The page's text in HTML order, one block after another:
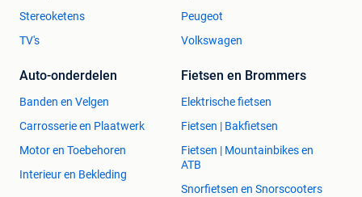
Stereoketens
TV's
Peugeot
Volkswagen
Auto-onderdelen
Banden en Velgen
Carrosserie en Plaatwerk
Motor en Toebehoren
Interieur en Bekleding
Fietsen en Brommers
Elektrische fietsen
Fietsen | Bakfietsen
Fietsen | Mountainbikes en
ATB
Snorfietsen en Snorscooters